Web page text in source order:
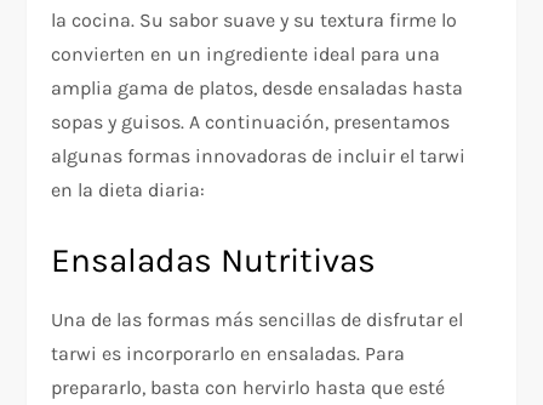
la cocina. Su sabor suave y su textura firme lo
convierten en un ingrediente ideal para una
amplia gama de platos, desde ensaladas hasta
sopas y guisos. A continuación, presentamos
algunas formas innovadoras de incluir el tarwi
en la dieta diaria:
Ensaladas Nutritivas
Una de las formas más sencillas de disfrutar el
tarwi es incorporarlo en ensaladas. Para
prepararlo, basta con hervirlo hasta que esté